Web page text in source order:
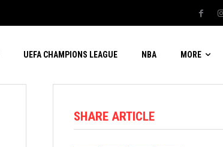
UEFA CHAMPIONS LEAGUE NBA MORE
SHARE ARTICLE